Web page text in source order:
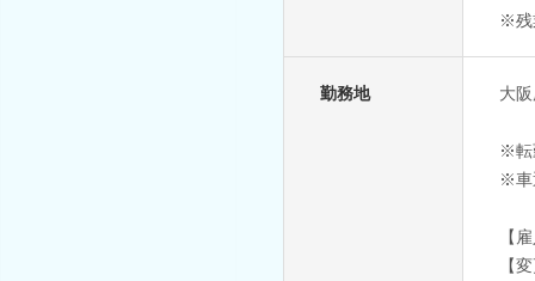
※残
勤務地 大
※転
※車
【
【